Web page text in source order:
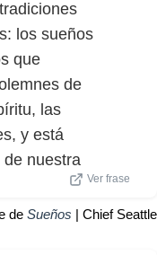
los sueños
que
de
las
y está
nuestra
Ver frase
de Sueños | Chief Seattle